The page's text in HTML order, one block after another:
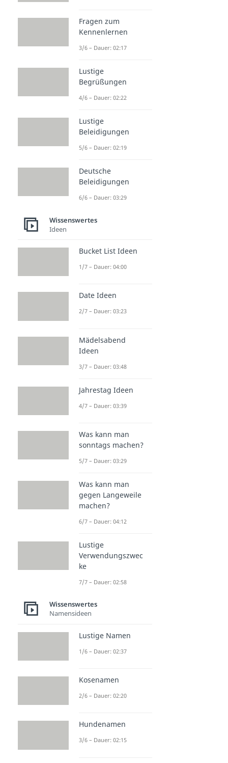
Fragen zum
Kennenlernen
3/6 – Dauer: 02:17
Lustige
Begrüßungen
4/6 – Dauer: 02:22
Lustige
Beleidigungen
5/6 – Dauer: 02:19
Deutsche
Beleidigungen
6/6 – Dauer: 03:29
Wissenswertes
Ideen
Bucket List Ideen
1/7 – Dauer: 04:00
Date Ideen
2/7 – Dauer: 03:23
Mädelsabend
Ideen
3/7 – Dauer: 03:48
Jahrestag Ideen
4/7 – Dauer: 03:39
Was kann man
sonntags machen?
5/7 – Dauer: 03:29
Was kann man
gegen Langeweile
machen?
6/7 – Dauer: 04:12
Lustige
Verwendungszwec
ke
7/7 – Dauer: 02:58
Wissenswertes
Namensideen
Lustige Namen
1/6 – Dauer: 02:37
Kosenamen
2/6 – Dauer: 02:20
Hundenamen
3/6 – Dauer: 02:15